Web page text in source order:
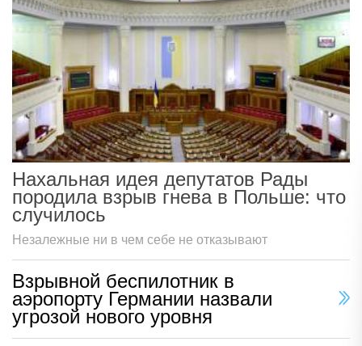
Нахальная идея депутатов Рады
породила взрыв гнева в Польше: что
случилось
Незалежные ни в чем себе не отказывают
Взрывной беспилотник в
аэропорту Германии назвали
угрозой нового уровня